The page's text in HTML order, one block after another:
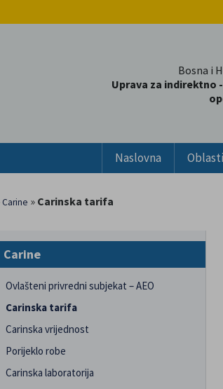
Bosna i
Uprava za indirektno
Naslovna Oblasti
Carine » Carinska tarifa
Carine
Ovlašteni privredni subjekat – AEO
Carinska tarifa
Carinska vrijednost
Porijeklo robe
Carinska laboratorija